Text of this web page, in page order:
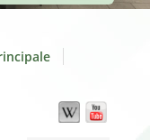
Wikipedia